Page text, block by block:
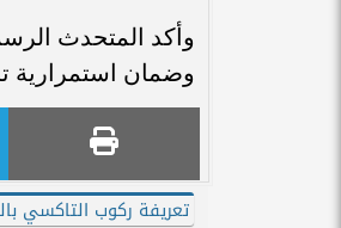
وأكد المتحدث
وضمان استمرارية
تعريفة ركوب التاكسي